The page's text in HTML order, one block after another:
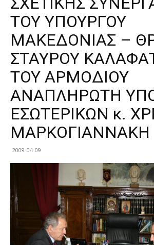
ΤΟΥ ΥΠΟΥΡΓΟΥ
ΜΑΚΕΔΟΝΙΑΣ –
ΣΤΑΥΡΟΥ
ΤΟΥ ΑΡΜΟΔΙΟΥ
ΑΝΑΠΛΗΡΩΤΗ
ΕΣΩΤΕΡΙΚΩΝ κ.
ΜΑΡΚΟΓΙΑΝΝΑΚΗ
2009-04-09